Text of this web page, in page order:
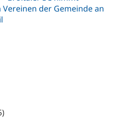
der Gemeinde an